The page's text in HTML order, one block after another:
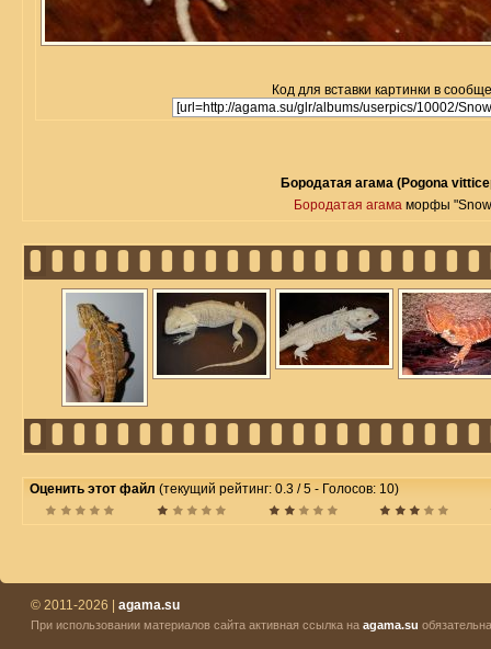
Код для вставки картинки в
Бородатая агама (Pogona
Бородатая агама морфы
Оценить этот файл (текущий рейтинг: 0.3 / 5 - Голосов: 10)
© 2011-2026 | agama.su
При использовании материалов сайта активная ссылка на agama.su